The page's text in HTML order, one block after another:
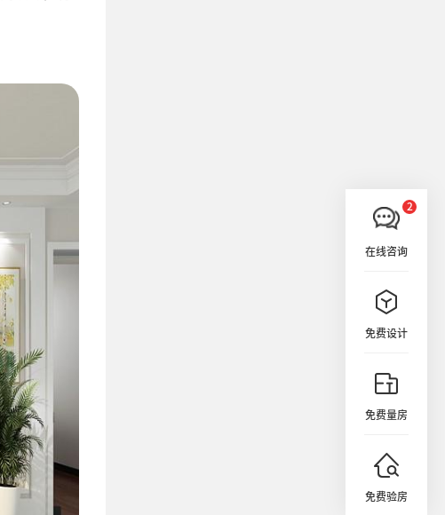
在线咨询
免费设计
免费量房
免费验房